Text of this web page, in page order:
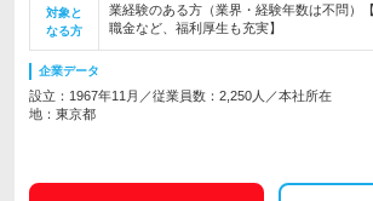
対象と
なる方
業経験のある方（業界・経験年数は不問）
職金など、福利厚生も充実】
企業データ
設立：1967年11月／従業員数：2,250人／本社所在
地：東京都